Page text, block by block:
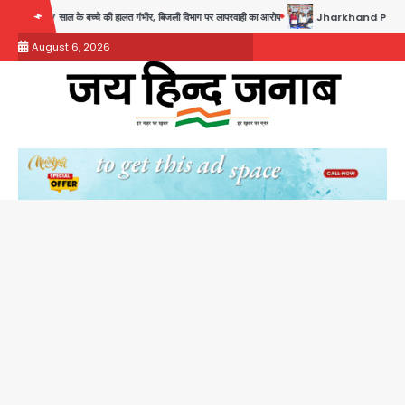
content
बच्चे की हालत गंभीर, बिजली विभाग पर लापरवाही का आरोप Jharkhand PSC Exam Scam:
August 6, 2026